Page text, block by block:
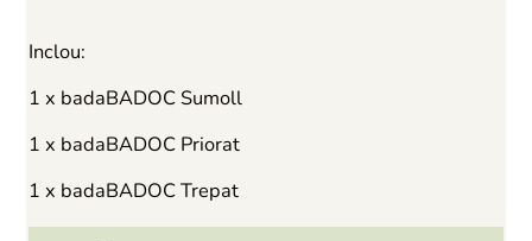
Inclou:
1 x badaBADOC Sumoll
1 x badaBADOC Priorat
1 x badaBADOC Trepat